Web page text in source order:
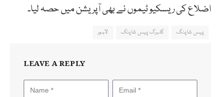
اضلاع کی ریسکیو ٹیموں نے بھی آپریشن میں حصہ لیا۔
پیس شاپنگ گلبرگ پیس شاپنگ لاہور
LEAVE A REPLY